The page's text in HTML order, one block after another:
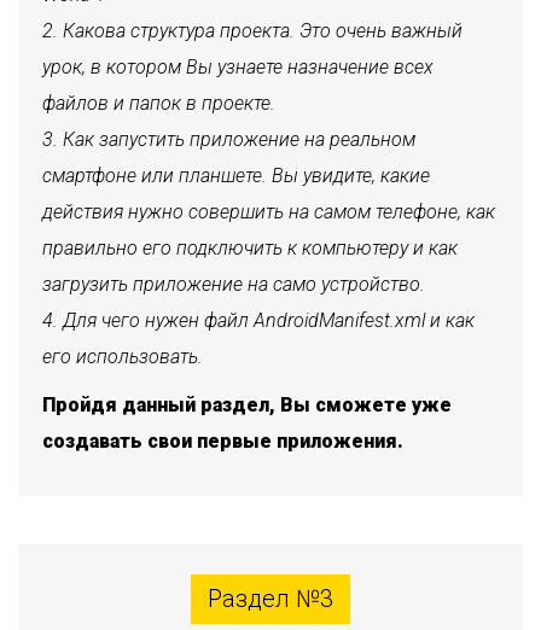
Какова структура проекта. Это очень важный
урок, в котором Вы узнаете назначение всех
файлов и папок в проекте.
Как запустить приложение на реальном
смартфоне или планшете. Вы увидите, какие
действия нужно совершить на самом телефоне, как
правильно его подключить к компьютеру и как
загрузить приложение на само устройство.
Для чего нужен файл AndroidManifest.xml и как
его использовать.
Пройдя данный раздел, Вы сможете уже
создавать свои первые приложения.
Раздел №3